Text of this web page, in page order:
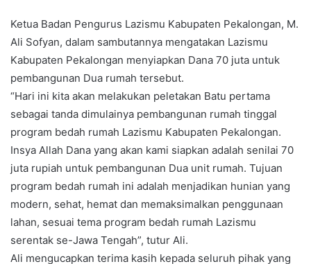
Ketua Badan Pengurus Lazismu Kabupaten Pekalongan, M.
Ali Sofyan, dalam sambutannya mengatakan Lazismu
Kabupaten Pekalongan menyiapkan Dana 70 juta untuk
pembangunan Dua rumah tersebut.
“Hari ini kita akan melakukan peletakan Batu pertama
sebagai tanda dimulainya pembangunan rumah tinggal
program bedah rumah Lazismu Kabupaten Pekalongan.
Insya Allah Dana yang akan kami siapkan adalah senilai 70
juta rupiah untuk pembangunan Dua unit rumah. Tujuan
program bedah rumah ini adalah menjadikan hunian yang
modern, sehat, hemat dan memaksimalkan penggunaan
lahan, sesuai tema program bedah rumah Lazismu
serentak se-Jawa Tengah”, tutur Ali.
Ali mengucapkan terima kasih kepada seluruh pihak yang